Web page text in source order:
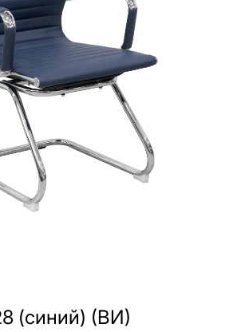
(синий) (ВИ)